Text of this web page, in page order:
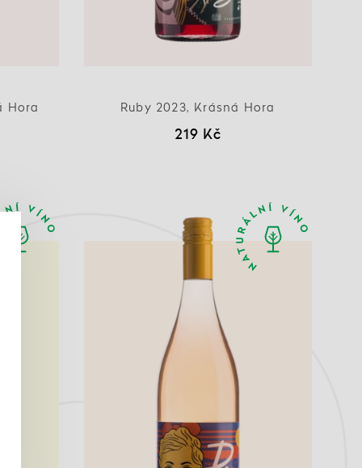
Hora Ruby 2023, Krásná Hora
219 Kč